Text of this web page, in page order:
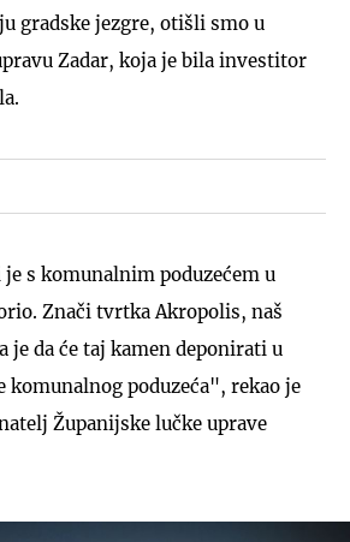
gradske jezgre, otišli smo u
Zadar, koja je bila investitor
s komunalnim poduzećem u
Znači tvrtka Akropolis, naš
je da će taj kamen deponirati u
komunalnog poduzeća", rekao je
Županijske lučke uprave